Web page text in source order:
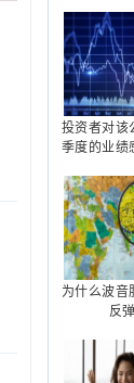
投资者对该
季度的业绩
为什么波音
反弹